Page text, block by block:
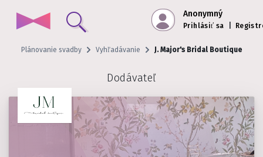
Anonymný
Prihlásiť sa
Plánovanie svadby Vyhľadávanie J. Major's Bridal Boutique
Dodávateľ